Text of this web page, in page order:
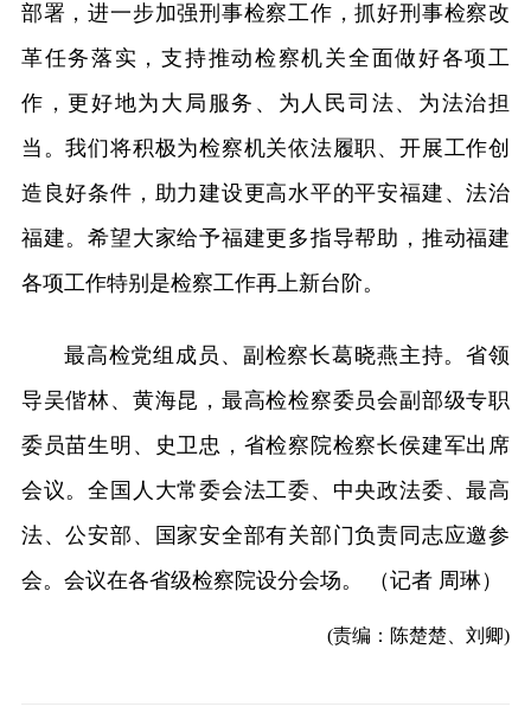
部署，进一步加强刑事检察工作，抓好刑事检察改
革任务落实，支持推动检察机关全面做好各项工
作，更好地为大局服务、为人民司法、为法治担
当。我们将积极为检察机关依法履职、开展工作创
造良好条件，助力建设更高水平的平安福建、法治
福建。希望大家给予福建更多指导帮助，推动福建
各项工作特别是检察工作再上新台阶。
最高检党组成员、副检察长葛晓燕主持。省领
导吴偕林、黄海昆，最高检检察委员会副部级专职
委员苗生明、史卫忠，省检察院检察长侯建军出席
会议。全国人大常委会法工委、中央政法委、最高
法、公安部、国家安全部有关部门负责同志应邀参
会。会议在各省级检察院设分会场。 （记者 周琳）
(责编：陈楚楚、刘卿)